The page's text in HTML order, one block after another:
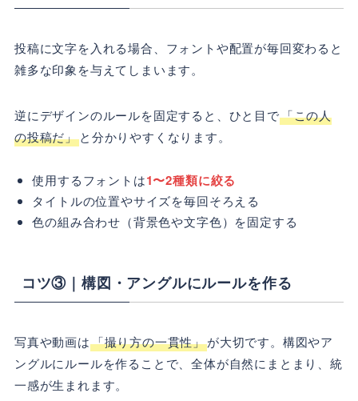
投稿に文字を入れる場合、フォントや配置が毎回変わると
雑多な印象を与えてしまいます。
逆にデザインのルールを固定すると、ひと目で「この人
の投稿だ」と分かりやすくなります。
使用するフォントは1〜2種類に絞る
タイトルの位置やサイズを毎回そろえる
色の組み合わせ（背景色や文字色）を固定する
コツ③｜構図・アングルにルールを作る
写真や動画は「撮り方の一貫性」が大切です。構図やア
ングルにルールを作ることで、全体が自然にまとまり、統
一感が生まれます。